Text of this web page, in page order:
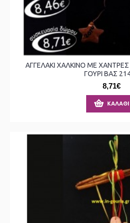
ΑΓΓΕΛΑΚΙ ΧΑΛΚΙΝΟ ΜΕ
ΓΟΥΡΙ ΒΑΣ
8,71€
ΚΑΛΆΘΙ